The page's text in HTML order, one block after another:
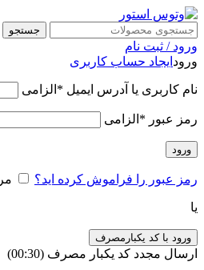
جستجو
ورود / ثبت نام
ورود ایجاد حساب کاربری
نام کاربری یا آدرس ایمیل * الزامی
رمز عبور * الزامی
ورود
رمز عبور را فراموش کرده اید؟
یا
ورود با کد یکبارمصرف
ارسال مجدد کد یکبار مصرف (00:
30
)